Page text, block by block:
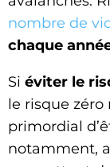
nombre de
chaque
Si éviter le
le risque zéro
primordial
notamment,